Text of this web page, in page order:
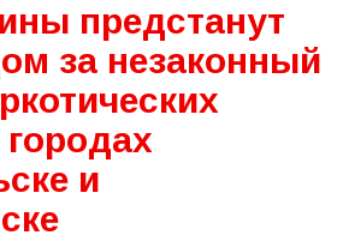
предстанут
за незаконный
и